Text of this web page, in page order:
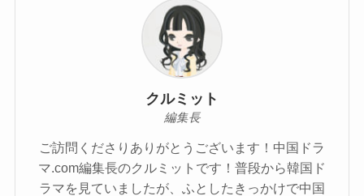
クルミット
編集長
ご訪問くださりありがとうございます！中国ドラ
マ.com編集長のクルミットです！普段から韓国ド
ラマを見ていましたが、ふとしたきっかけで中国